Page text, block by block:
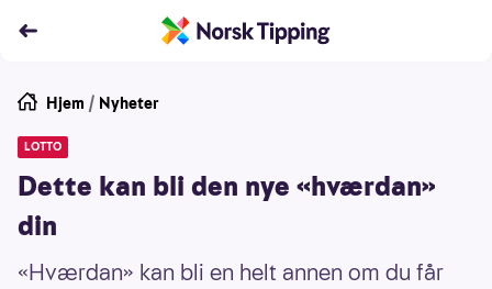
Hjem / Nyheter
LOTTO
Dette kan bli den nye «hværdan»
din
«Hværdan» kan bli en helt annen om du får